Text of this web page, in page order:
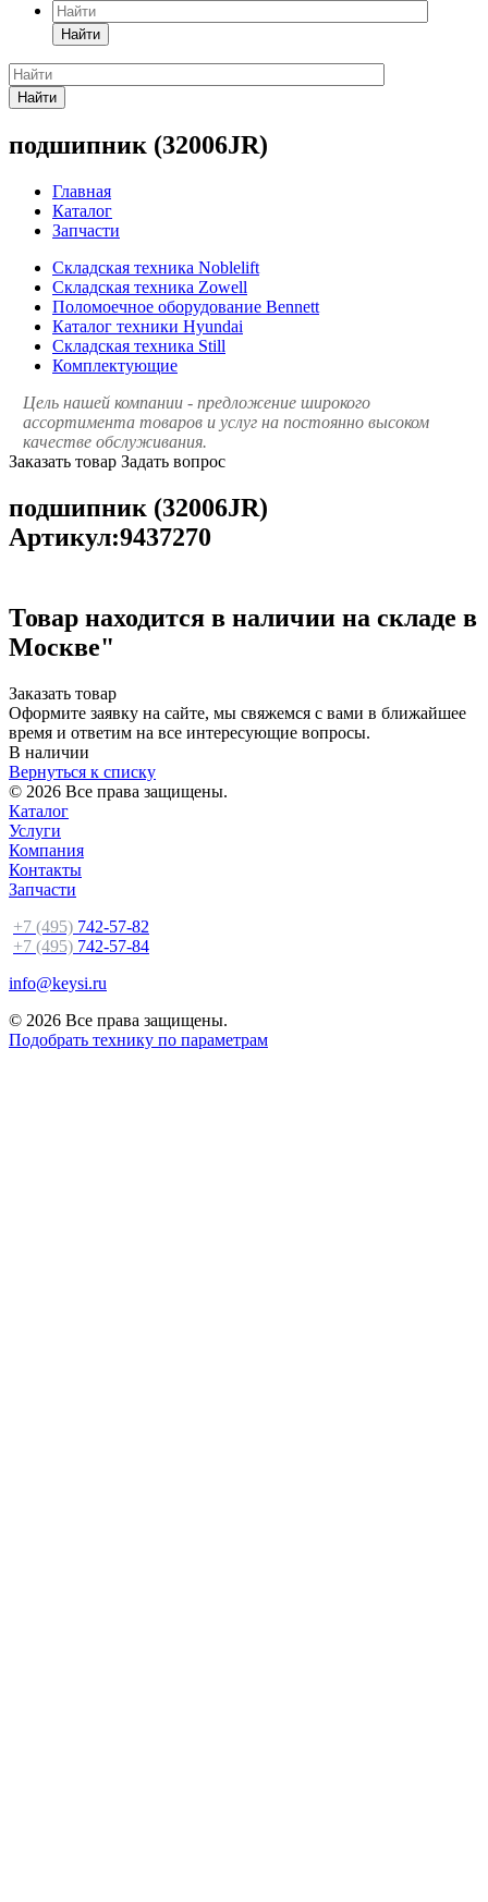
Найти
Найти
подшипник (32006JR)
Главная
Каталог
Запчасти
Складская техника Noblelift
Складская техника Zowell
Поломоечное оборудование Bennett
Каталог техники Hyundai
Складская техника Still
Комплектующие
Цель нашей компании - предложение широкого
ассортимента товаров и услуг на постоянно высоком
качестве обслуживания.
Заказать товар Задать вопрос
подшипник (32006JR)
Артикул:9437270
Товар находится в наличии на складе в
Москве"
Заказать товар
Оформите заявку на сайте, мы свяжемся с вами в ближайшее
время и ответим на все интересующие вопросы.
В наличии
Вернуться к списку
© 2026 Все права защищены.
Каталог
Услуги
Компания
Контакты
Запчасти
+7 (495) 742-57-82
+7 (495) 742-57-84
info@keysi.ru
© 2026 Все права защищены.
Подобрать технику по параметрам